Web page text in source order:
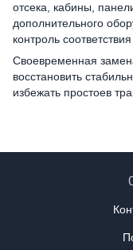
отсека, кабины,
дополнительного
контроль
Своевременная
восстановить
избежать простоев